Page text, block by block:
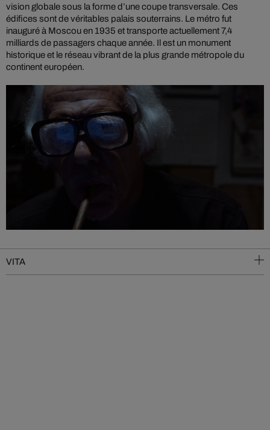
vision globale sous la forme d’une coupe transversale. Ces
édifices sont de véritables palais souterrains. Le métro fut
inauguré à Moscou en 1935 et transporte actuellement 7,4
milliards de passagers chaque année. Il est un monument
historique et le réseau vibrant de la plus grande métropole du
continent européen.
VITA